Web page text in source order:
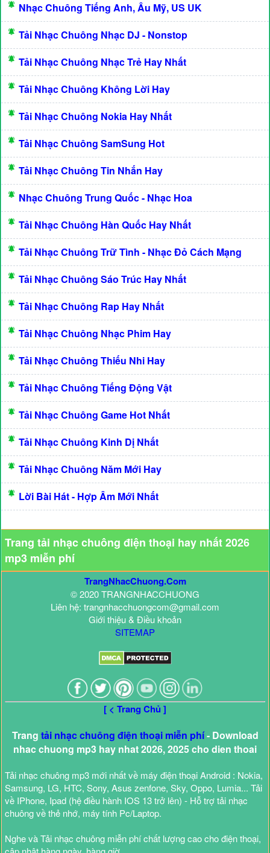
Nhạc Chuông Tiếng Anh, Âu Mỹ, US UK
Tải Nhạc Chuông Nhạc DJ - Nonstop
Tải Nhạc Chuông Nhạc Trẻ Hay Nhất
Tải Nhạc Chuông Không Lời Hay
Tải Nhạc Chuông Nokia Hay Nhất
Tải Nhạc Chuông SamSung Hot
Tải Nhạc Chuông Tin Nhắn Hay
Nhạc Chuông Trung Quốc - Nhạc Hoa
Tải Nhạc Chuông Hàn Quốc Hay Nhất
Tải Nhạc Chuông Trữ Tình - Nhạc Đỏ Cách Mạng
Tải Nhạc Chuông Sáo Trúc Hay Nhất
Tải Nhạc Chuông Rap Hay Nhất
Tải Nhạc Chuông Nhạc Phim Hay
Tải Nhạc Chuông Thiếu Nhi Hay
Tải Nhạc Chuông Tiếng Động Vật
Tải Nhạc Chuông Game Hot Nhất
Tải Nhạc Chuông Kinh Dị Nhất
Tải Nhạc Chuông Năm Mới Hay
Lời Bài Hát - Hợp Âm Mới Nhất
Trang tải nhạc chuông điện thoại hay nhất 2026
mp3 miễn phí
TrangNhacChuong.Com
© 2020 TRANGNHACCHUONG
Liên hệ: trangnhacchuongcom@gmail.com
Giới thiệu & Điều khoản
SITEMAP
[ < Trang Chủ ]
Trang tải nhạc chuông điện thoại miễn phí- Download
nhac chuong mp3 hay nhat 2026, 2025 cho dien thoai
Tải nhạc chuông mp3 mới nhất về máy điện thoại Android : Nokia,
Samsung, LG, HTC, Sony, Asus zenfone, Sky, Oppo, Lumia... Tải
về IPhone, Ipad (hệ điều hành IOS 13 trở lên) - Hỗ trợ tải nhạc
chuông về thẻ nhớ, máy tính Pc/Laptop.
Nghe và Tải nhạc chuông miễn phí chất lượng cao cho điện thoại,